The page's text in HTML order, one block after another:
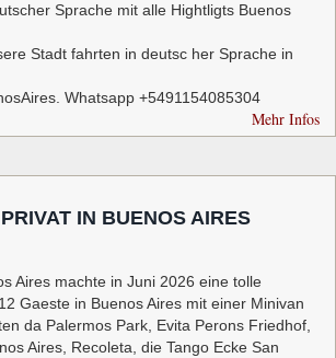
Sprache mit alle Hightligts Buenos
Stadt fahrten in deutsc her Sprache in
Whatsapp +5491154085304
Mehr Infos
IN BUENOS AIRES
Aires machte in Juni 2026 eine tolle
Gaeste in Buenos Aires mit einer Minivan
da Palermos Park, Evita Perons Friedhof,
Aires, Recoleta, die Tango Ecke San